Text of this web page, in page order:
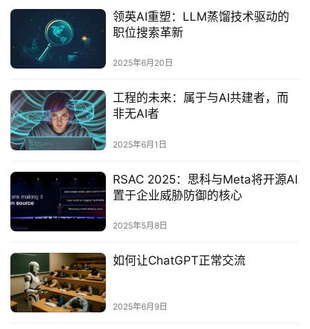
领英AI重塑：LLM蒸馏技术驱动的
职位搜索革新
2025年6月20日
工程的未来：属于与AI共建者，而
非无AI者‌
2025年6月1日
RSAC 2025：思科与Meta将开源AI
置于企业威胁防御的核心
2025年5月8日
如何让ChatGPT正常交流
2025年6月9日